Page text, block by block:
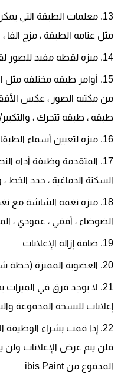
معلمات الطبقة التي
مثل عتامه الطبقة ، مزج
ميزه لقطه مفيد للصور
أوامر طبقه مختلفه مثل
من مكتبه الصور ، عكس
طبقه ، طبقه تتحرك ،
ميزه لتعيين أسماء
المتقدمة وظيفة أداه
السكتة الدماغية ، حدد
الضوضاء ، أفقي ، عمودي ،
ضافة إزالة الإعلانات
العضوية المميزة (خطة
لا يوجد فرق في
إعلانات للنسخة المدفوعة
إذا قمت بشراء الوظيفة
فلن يتم عرض الإعلانات ولن
المدفوع من ibis Paint